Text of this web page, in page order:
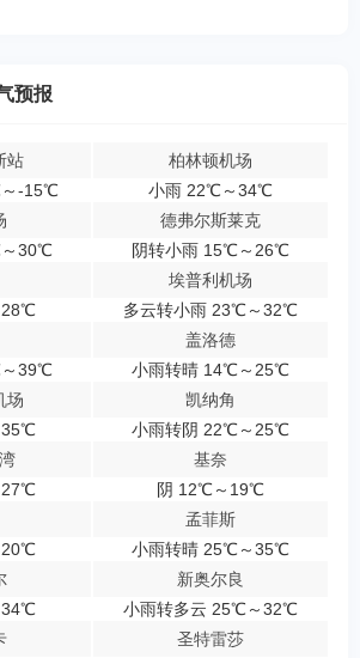
预报
站
～-15℃
柏林顿机场
小雨 22℃～34℃
～30℃
德弗尔斯莱克
阴转小雨 15℃～26℃
28℃
埃普利机场
多云转小雨 23℃～32℃
～39℃
盖洛德
小雨转晴 14℃～25℃
场
35℃
凯纳角
小雨转阴 22℃～25℃
27℃
基奈
阴 12℃～19℃
20℃
孟菲斯
小雨转晴 25℃～35℃
34℃
新奥尔良
小雨转多云 25℃～32℃
圣特雷莎